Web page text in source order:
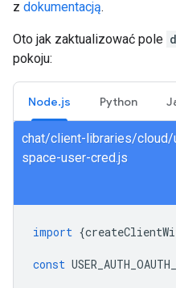
z dokumentacją.
Oto jak zaktualizować pole
pokoju:
Node.js Python
chat/client-libraries/cloud/
space-user-cred.js
import {
const